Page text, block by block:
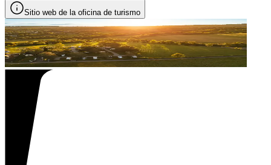
Sitio web de la oficina de turismo